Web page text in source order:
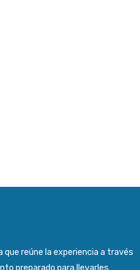
que reúne la experiencia a través